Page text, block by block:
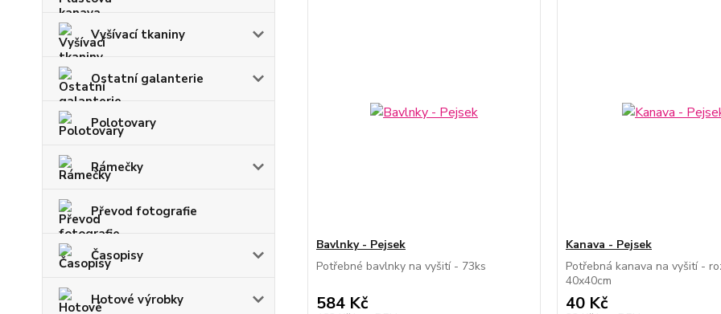
Vyšívací tkaniny
Ostatní galanterie
Polotovary
Rámečky
Převod fotografie
Časopisy
Hotové výrobky
Bavlnky - Pejsek
Potřebné bavlnky na vyšití - 73ks
584 Kč
Kanava - Pejsek
Potřebná kanava na vyšití -
40x40cm
40 Kč